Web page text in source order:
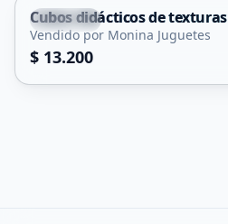
Capital
Cubos didácticos de texturas
Vendido por Monina Juguetes
$ 13.200